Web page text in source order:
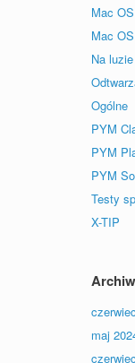
Mac
Mac
Na luzie
Ogólne
PYM
PYM
PYM
Testy
X-TIP
maj